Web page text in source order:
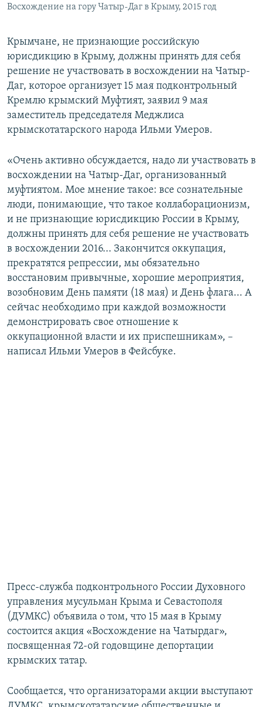
Все сайты RFE/RL
Восхождение на гору Чатыр-Даг в Крыму, 2015 год
Крымчане, не признающие российскую
юрисдикцию в Крыму, должны принять для себя
решение не участвовать в восхождении на Чатыр-
Даг, которое организует 15 мая подконтрольный
Кремлю крымский Муфтият, заявил 9 мая
заместитель председателя Меджлиса
крымскотатарского народа Ильми Умеров.
«Очень активно обсуждается, надо ли участвовать в
восхождении на Чатыр-Даг, организованный
муфтиятом. Мое мнение такое: все сознательные
люди, понимающие, что такое коллаборационизм,
и не признающие юрисдикцию России в Крыму,
должны принять для себя решение не участвовать
в восхождении 2016... Закончится оккупация,
прекратятся репрессии, мы обязательно
восстановим привычные, хорошие мероприятия,
возобновим День памяти (18 мая) и День флага... А
сейчас необходимо при каждой возможности
демонстрировать свое отношение к
оккупационной власти и их приспешникам», –
написал Ильми Умеров в Фейсбуке.
Пресс-служба подконтрольного России Духовного
управления мусульман Крыма и Севастополя
(ДУМКС) объявила о том, что 15 мая в Крыму
состоится акция «Восхождение на Чатырдаг»,
посвященная 72-ой годовщине депортации
крымских татар.
Сообщается, что организаторами акции выступают